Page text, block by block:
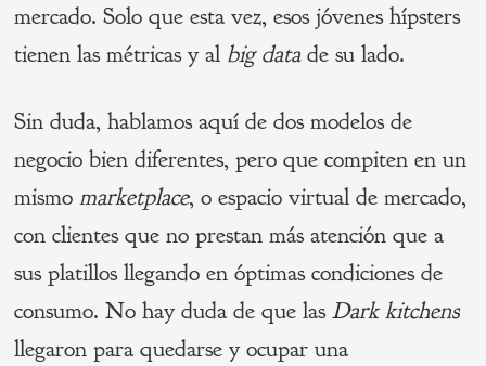
mercado. Solo que esta vez, esos jóvenes hípsters
tienen las métricas y al big datade su lado.
Sin duda, hablamos aquí de dos modelos de
negocio bien diferentes, pero que compiten en un
mismomarketplace, o espacio virtual de mercado,
con clientes que no prestan más atención que a
sus platillos llegando en óptimas condiciones de
consumo. No hay duda de que lasDark kitchens
llegaron para quedarse y ocupar una